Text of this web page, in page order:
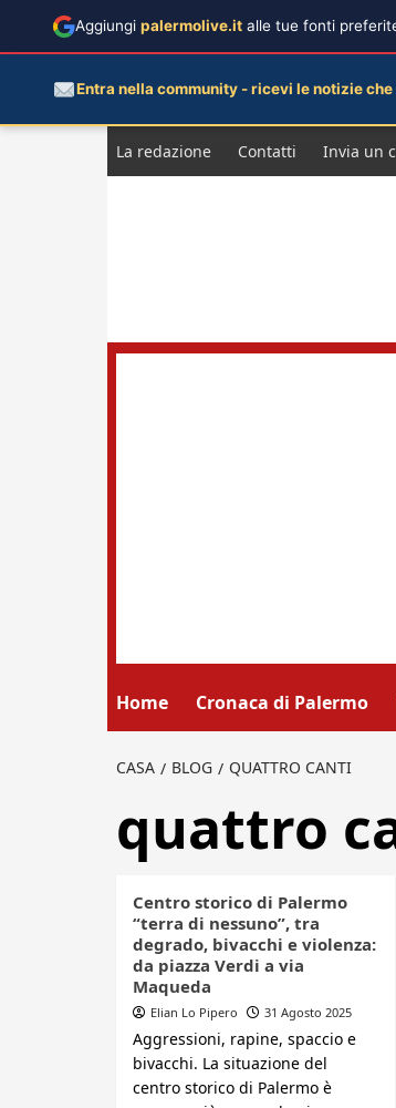
La redazione Contatti Invia un
Home Cronaca di Palermo
CASA BLOG QUATTRO CANTI
quattro
Centro storico di Palermo
“terra di nessuno”, tra
degrado, bivacchi e violenza:
da piazza Verdi a via
Maqueda
Elian Lo Pipero 31 Agosto 2025
Aggressioni, rapine, spaccio e
bivacchi. La situazione del
centro storico di Palermo è
Aggiungi palermolive.it alle tue fonti
Entra nella community - ricevi le notizie che